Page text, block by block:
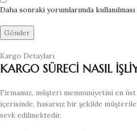
Daha sonraki yorumlarımda
Kargo Detayları
KARGO SÜRECİ NASIL
Firmamız, müşteri memnuniyetini en
içerisinde, hasarsız bir şekilde
sevk edilmektedir.